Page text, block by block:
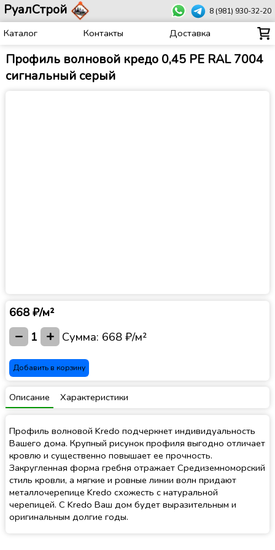
РуалСтрой 8 (981) 930-32-20
Каталог Контакты Доставка
Профиль волновой кредо 0,45 PE RAL 7004
сигнальный серый
668 ₽/м²
− 1 + Сумма: 668 ₽/м²
Добавить в корзину
Описание Характеристики
Профиль волновой Kredo подчеркнет индивидуальность
Вашего дома. Крупный рисунок профиля выгодно отличает
кровлю и существенно повышает ее прочность.
Закругленная форма гребня отражает Средиземноморский
стиль кровли, а мягкие и ровные линии волн придают
металлочерепице Kredo схожесть с натуральной
черепицей. С Kredo Ваш дом будет выразительным и
оригинальным долгие годы.